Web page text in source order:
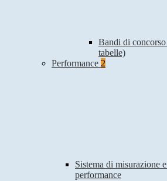
Bandi di
tabelle)
Performance 2
Sistema di misurazione
performance